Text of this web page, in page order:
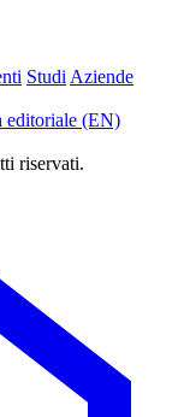
StudiAziende
editoriale (EN)
riservati.